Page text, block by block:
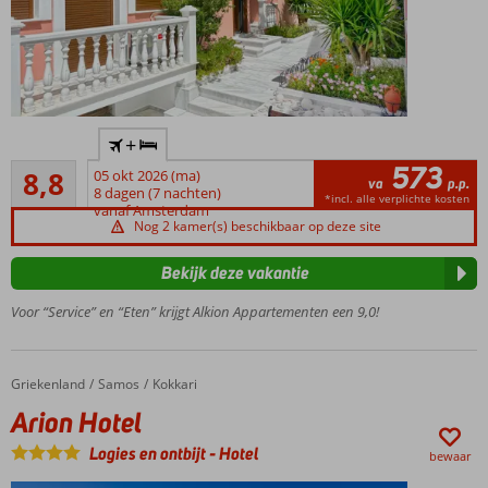
Kleinschalige
accommodatie
Authentieke
Griekse stijl
centrum op
loopafstand
Vriendelijke
8,8
Aanrader
34
beoordelingen
+
05 okt 2026 (ma)
8 dagen (7 nachten)
vanaf Amsterdam
va 573 p.p.
*incl. alle verplichte kosten
Nog 2 kamer(s) beschikbaar op deze site
Voor “Service” en “Eten” krijgt Alkion Appartementen een 9,0!
Bekijk deze vakantie
Home
Griekenland Samos Kokkari
Arion Hotel
Arion Hotel
Logies en ontbijt-Hotel bewaar